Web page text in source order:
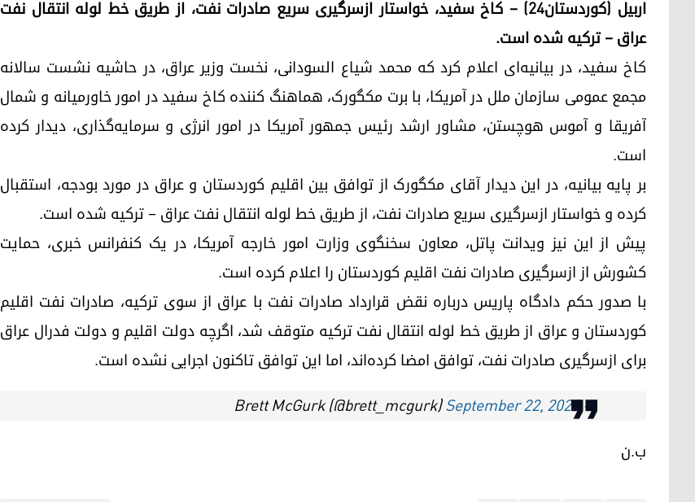
اربیل (کوردستان٢٤) – کاخ سفید، خواستار ازسرگیری سریع صادرات نفت، از طریق خط لوله انتقال نفت
عراق – ترکیه شده است.
کاخ سفید، در بیانیه‌ای اعلام کرد که محمد شیاع السودانی، نخست وزیر عراق، در حاشیه نشست سالانه
مجمع عمومی سازمان ملل در آمریکا، با برت مکگورک، هماهنگ کننده کاخ سفید در امور خاورمیانه و شمال
آفریقا و آموس هوچستن، مشاور ارشد رئیس جمهور آمریکا در امور انرژی و سرمایه‌گذاری، دیدار کرده
است.
بر پایه بیانیه، در این دیدار آقای مکگورک از توافق بین اقلیم کوردستان و عراق در مورد بودجه، استقبال
کرده و خواستار ازسرگیری سریع صادرات نفت، از طریق خط لوله انتقال نفت عراق – ترکیه شده است.
پیش از این نیز ویدانت پاتل، معاون سخنگوی وزارت امور خارجه آمریکا، در یک کنفرانس خبری، حمایت
کشورش از ازسرگیری صادرات نفت اقلیم کوردستان را اعلام کرده است.
با صدور حکم دادگاه پاریس درباره نقض قرارداد صادرات نفت با عراق از سوی ترکیه، صادرات نفت اقلیم
کوردستان و عراق از طریق خط لوله انتقال نفت ترکیه متوقف شد، اگرچه دولت اقلیم و دولت فدرال عراق
برای ازسرگیری صادرات نفت، توافق امضا کرده‌اند، اما این توافق تاکنون اجرایی نشده است.
— Brett McGurk (@brett_mcgurk)
September 22, 2023
ب.ن